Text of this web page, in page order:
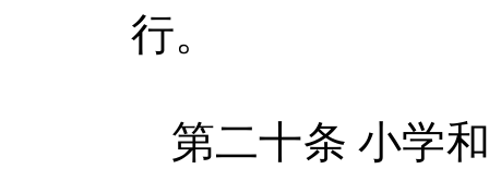
行。
第二十条 小学